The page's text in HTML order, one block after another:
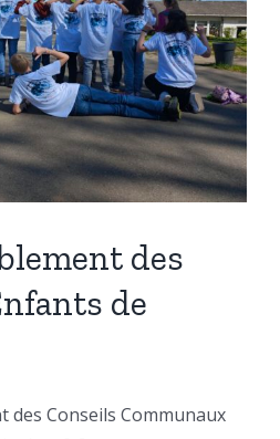
des
de
des Conseils Communaux